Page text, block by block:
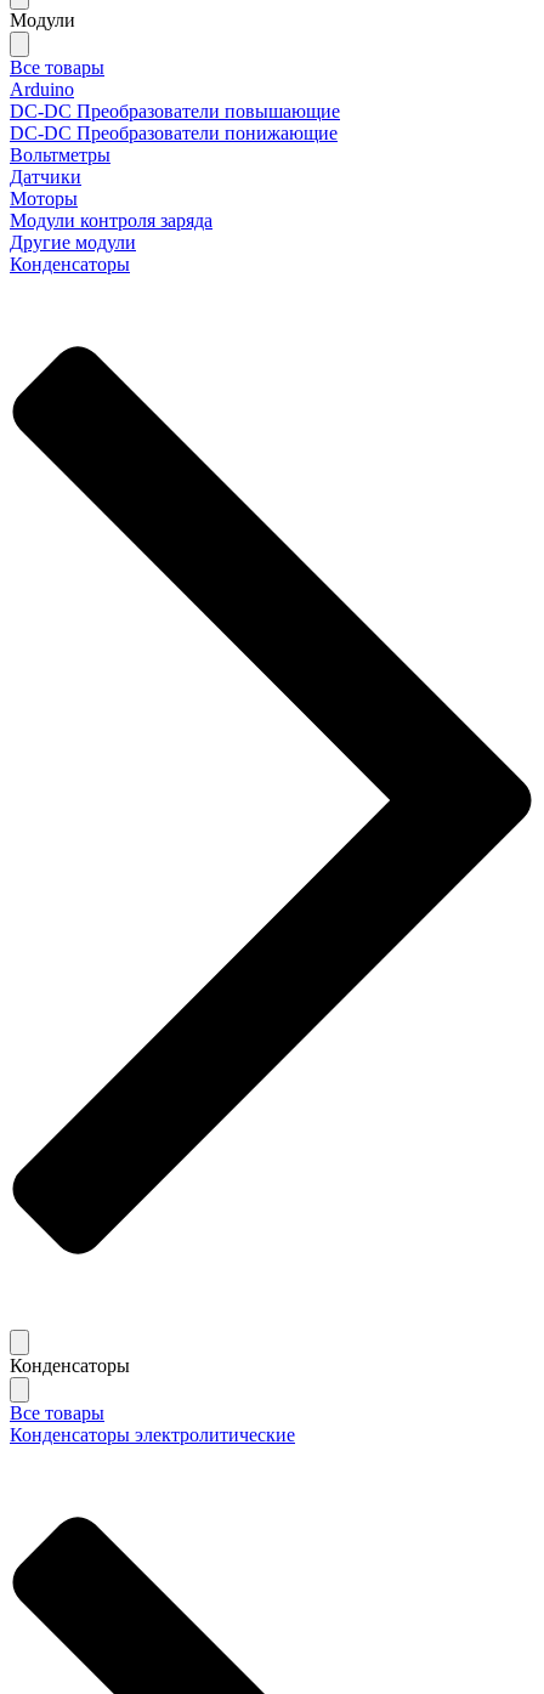
Модули
Все товары
Arduino
DC-DC Преобразователи повышающие
DC-DC Преобразователи понижающие
Вольтметры
Датчики
Моторы
Модули контроля заряда
Другие модули
Конденсаторы
Конденсаторы
Все товары
Конденсаторы электролитические